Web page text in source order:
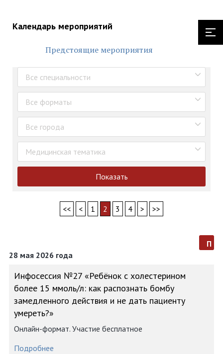
Календарь мероприятий
Предстоящие мероприятия
Все специальности
Все форматы
Все города
Медицинская тематика
Показать
<< < 1 2 3 4 > >>
28 мая 2026 года
п
Инфосессия №27 «Ребёнок с холестерином
более 15 ммоль/л: как распознать бомбу
замедленного действия и не дать пациенту
умереть?»
Онлайн-формат. Участие бесплатное
Подробнее